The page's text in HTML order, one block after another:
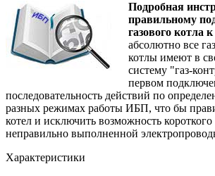
Подробная
правильному
газового котла
абсолютно все
котлы имеют в
систему "газ-
первом
последовательность действий по
разных режимах работы ИБП, что бы
котел и исключить возможность
неправильно выполненной
Характеристики